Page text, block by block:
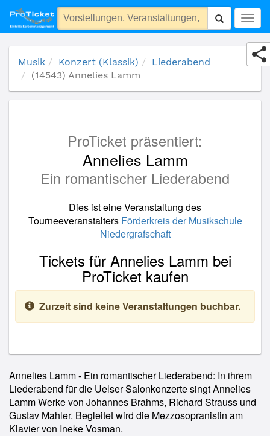
(14543) Annelies Lamm
Musik Konzert (Klassik)
Liederabend
(14543) Annelies Lamm
ProTicket präsentiert:
Annelies Lamm
Ein romantischer Liederabend
Dies ist eine Veranstaltung des
Tourneeveranstalters Förderkreis der Musikschule
Niedergrafschaft
Tickets für Annelies Lamm bei
ProTicket kaufen
Zurzeit sind keine Veranstaltungen buchbar.
Annelies Lamm - Ein romantischer Liederabend: In ihrem
Liederabend für die Uelser Salonkonzerte singt Annelies
Lamm Werke von Johannes Brahms, Richard Strauss und
Gustav Mahler. Begleitet wird die Mezzosopranistin am
Klavier von Ineke Vosman.